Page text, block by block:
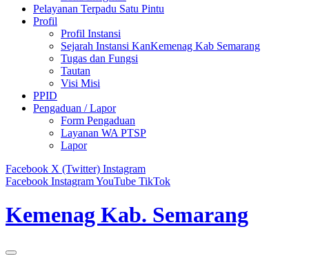
Pelayanan Terpadu Satu Pintu
Profil
Profil Instansi
Sejarah Instansi KanKemenag Kab Semarang
Tugas dan Fungsi
Tautan
Visi Misi
PPID
Pengaduan / Lapor
Form Pengaduan
Layanan WA PTSP
Lapor
Facebook X (Twitter) Instagram
Facebook InstagramYouTube TikTok
Kemenag Kab. Semarang